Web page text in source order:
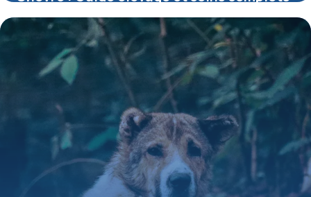
24 mai 2026